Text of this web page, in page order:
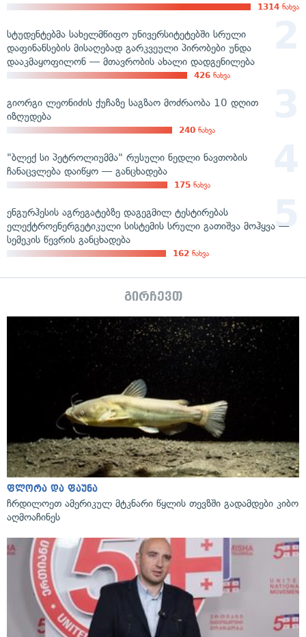
1314 ნახვა
სტუდენტებმა სახელმწიფო უნივერსიტეტებში სრული
დაფინანსების მისაღებად გარკვეული პირობები უნდა
დააკმაყოფილონ — მთავრობის ახალი დადგენილება
426 ნახვა
გიორგი ლეონიძის ქუჩაზე საგზაო მოძრაობა 10 დღით
იზღუდება
240 ნახვა
"ბლექ სი პეტროლიუმმა" რუსული ნედლი ნავთობის
ჩანაცვლება დაიწყო — განცხადება
175 ნახვა
ენგურჰესის აგრეგატებზე დაგეგმილ ტესტირებას
ელექტროენერგეტიკული სისტემის სრული გათიშვა მოჰყვა —
სემეკის წევრის განცხადება
162 ნახვა
გირჩევთ
ფლორა და ფაუნა
ჩრდილოეთ ამერიკულ მტკნარი წყლის თევზში გადამდები კიბო
აღმოაჩინეს